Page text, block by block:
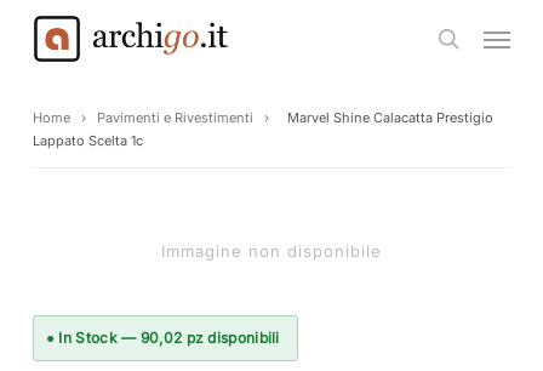
content
search
Home › Pavimenti e Rivestimenti ›
Marvel Shine Calacatta Prestigio
Lappato Scelta 1c
Immagine non disponibile
● In Stock — 90,02 pz disponibili